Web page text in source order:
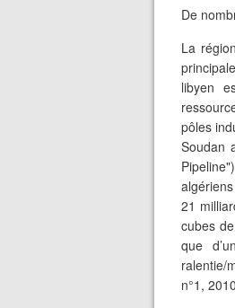
De
La
libyen
pôles
Soudan
21
cubes
que
ralentie/
n°1,